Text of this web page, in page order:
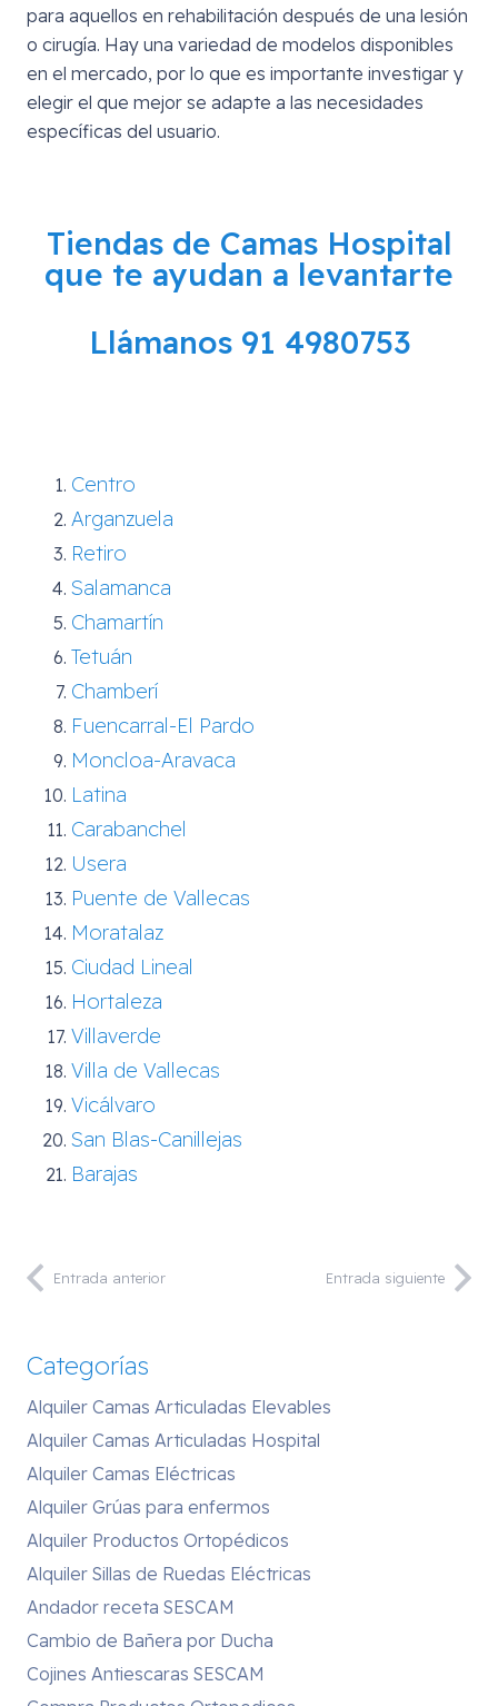
para aquellos en rehabilitación después de una lesión
o cirugía. Hay una variedad de modelos disponibles
en el mercado, por lo que es importante investigar y
elegir el que mejor se adapte a las necesidades
específicas del usuario.
Tiendas de Camas Hospital
que te ayudan a levantarte
Llámanos 91 4980753
Centro
Arganzuela
Retiro
Salamanca
Chamartín
Tetuán
Chamberí
Fuencarral-El Pardo
Moncloa-Aravaca
Latina
Carabanchel
Usera
Puente de Vallecas
Moratalaz
Ciudad Lineal
Hortaleza
Villaverde
Villa de Vallecas
Vicálvaro
San Blas-Canillejas
Barajas
Entrada anterior Entrada siguiente
Categorías
Alquiler Camas Articuladas Elevables
Alquiler Camas Articuladas Hospital
Alquiler Camas Eléctricas
Alquiler Grúas para enfermos
Alquiler Productos Ortopédicos
Alquiler Sillas de Ruedas Eléctricas
Andador receta SESCAM
Cambio de Bañera por Ducha
Cojines Antiescaras SESCAM